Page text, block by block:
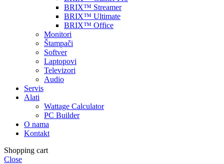
BRIX™ Streamer
BRIX™ Ultimate
BRIX™ Office
Monitori
Štampači
Softver
Laptopovi
Televizori
Audio
Servis
Alati
Wattage Calculator
PC Builder
O nama
Kontakt
Shopping cart
Close